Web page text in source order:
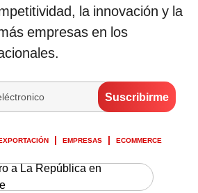
la innovación y la
empresas en los
EMPRESAS ECOMMERCE
a La República en